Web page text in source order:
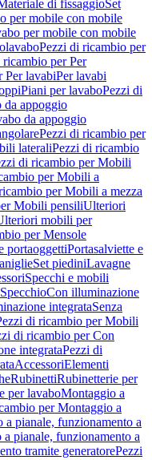
di fissaggioSet
per mobile con mobile
per mobile con mobile
Pezzi di ricambio per
per Per
Per lavabiPer lavabi
Piani per lavaboPezzi di
da appoggio
da appoggio
Pezzi di ricambio per
lateraliPezzi di ricambio
di ricambio per Mobili
per Mobili a
per Mobili a mezza
Mobili pensiliUlteriori
mobili per
per Mensole
portaoggettiPortasalviette e
Set piediniLavagne
Specchi e mobili
Con illuminazione
integrataSenza
di ricambio per Mobili
di ricambio per Con
integrataPezzi di
AccessoriElementi
RubinettiRubinetterie per
per lavaboMontaggio a
per Montaggio a
a pianale, funzionamento a
pianale, funzionamento a
tramite generatorePezzi